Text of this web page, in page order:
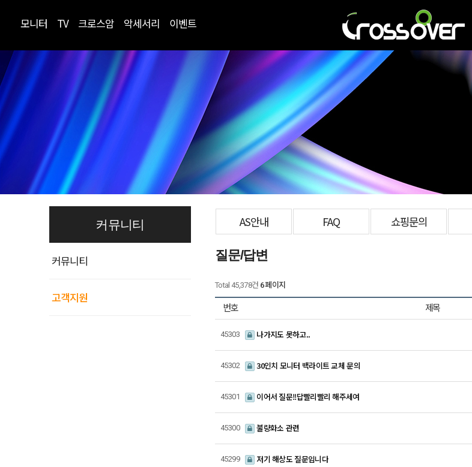
모니터 TV 크로스암 악세서리 이벤트
커뮤니티
커뮤니티
고객지원
AS안내 FAQ 쇼핑문의
질문/답변
Total 45,378건 6 페이지
번호 제목
45303 나가지도 못하고..
45302 30인치 모니터 백라이트 교체 문의
45301 이어서 질문!!답빨리빨리 해주세여
45300 불량화소 관련
45299 저기 해상도 질문입니다